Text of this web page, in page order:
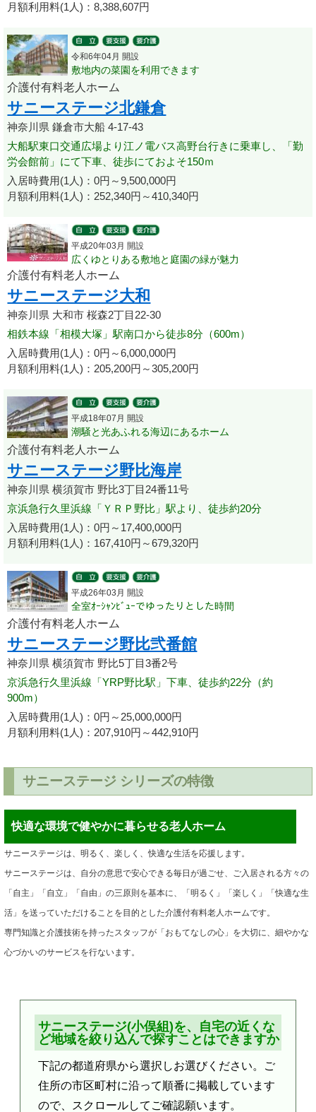
月額利用料(1人)：8,388,607円
令和6年04月 開設
敷地内の菜園を利用できます
介護付有料老人ホーム
サニーステージ北鎌倉
神奈川県 鎌倉市大船 4-17-43
大船駅東口交通広場より江ノ電バス高野台行きに乗車し、「勤
労会館前」にて下車、徒歩にておよそ150ｍ
入居時費用(1人)：0円～9,500,000円
月額利用料(1人)：252,340円～410,340円
平成20年03月 開設
広くゆとりある敷地と庭園の緑が魅力
介護付有料老人ホーム
サニーステージ大和
神奈川県 大和市 桜森2丁目22-30
相鉄本線「相模大塚」駅南口から徒歩8分（600m）
入居時費用(1人)：0円～6,000,000円
月額利用料(1人)：205,200円～305,200円
平成18年07月 開設
潮騒と光あふれる海辺にあるホーム
介護付有料老人ホーム
サニーステージ野比海岸
神奈川県 横須賀市 野比3丁目24番11号
京浜急行久里浜線「ＹＲＰ野比」駅より、徒歩約20分
入居時費用(1人)：0円～17,400,000円
月額利用料(1人)：167,410円～679,320円
平成26年03月 開設
全室ｵｰｼｬﾝﾋﾞｭｰでゆったりとした時間
介護付有料老人ホーム
サニーステージ野比弐番館
神奈川県 横須賀市 野比5丁目3番2号
京浜急行久里浜線「YRP野比駅」下車、徒歩約22分（約
900m）
入居時費用(1人)：0円～25,000,000円
月額利用料(1人)：207,910円～442,910円
サニーステージ シリーズの特徴
快適な環境で健やかに暮らせる老人ホーム
サニーステージは、明るく、楽しく、快適な生活を応援します。
サニーステージは、自分の意思で安心できる毎日が過ごせ、ご入居される方々の
「自主」「自立」「自由」の三原則を基本に、「明るく」「楽しく」「快適な生
活」を送っていただけることを目的とした介護付有料老人ホームです。
専門知識と介護技術を持ったスタッフが「おもてなしの心」を大切に、細やかな
心づかいのサービスを行ないます。
サニーステージ(小俣組)を、自宅の近くな
ど地域を絞り込んで探すことはできますか
下記の都道府県から選択しお選びください。ご
住所の市区町村に沿って順番に掲載しています
ので、スクロールしてご確認願います。